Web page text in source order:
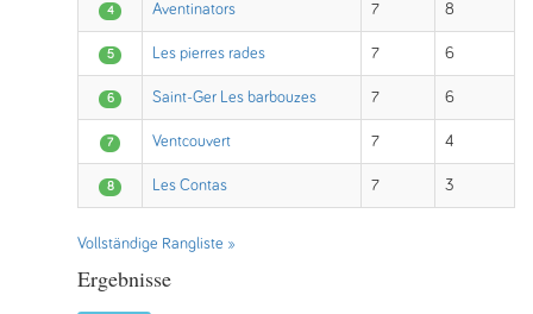
4 Aventinators 7 8
5 Les pierres rades 7 6
6 Saint-Ger Les barbouzes 7 6
7 Ventcouvert 7 4
8 Les Contas 7 3
Vollständige Rangliste »
Ergebnisse